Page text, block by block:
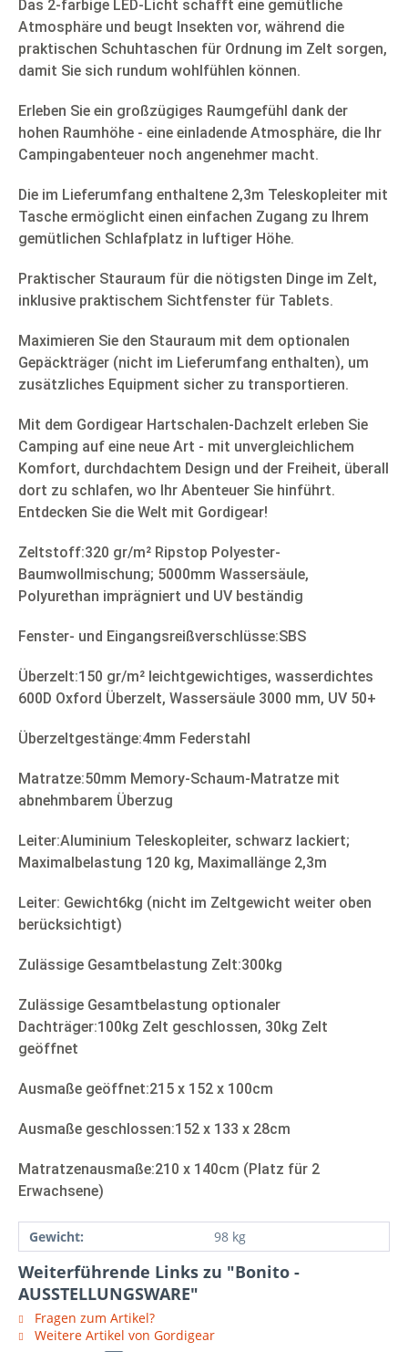
Das 2-farbige LED-Licht schafft eine gemütliche
Atmosphäre und beugt Insekten vor, während die
praktischen Schuhtaschen für Ordnung im Zelt sorgen,
damit Sie sich rundum wohlfühlen können.
Erleben Sie ein großzügiges Raumgefühl dank der
hohen Raumhöhe - eine einladende Atmosphäre, die Ihr
Campingabenteuer noch angenehmer macht.
Die im Lieferumfang enthaltene 2,3m Teleskopleiter mit
Tasche ermöglicht einen einfachen Zugang zu Ihrem
gemütlichen Schlafplatz in luftiger Höhe.
Praktischer Stauraum für die nötigsten Dinge im Zelt,
inklusive praktischem Sichtfenster für Tablets.
Maximieren Sie den Stauraum mit dem optionalen
Gepäckträger (nicht im Lieferumfang enthalten), um
zusätzliches Equipment sicher zu transportieren.
Mit dem Gordigear Hartschalen-Dachzelt erleben Sie
Camping auf eine neue Art - mit unvergleichlichem
Komfort, durchdachtem Design und der Freiheit, überall
dort zu schlafen, wo Ihr Abenteuer Sie hinführt.
Entdecken Sie die Welt mit Gordigear!
Zeltstoff:320 gr/m² Ripstop Polyester-
Baumwollmischung; 5000mm Wassersäule,
Polyurethan imprägniert und UV beständig
Fenster- und Eingangsreißverschlüsse:SBS
Überzelt:150 gr/m² leichtgewichtiges, wasserdichtes
600D Oxford Überzelt, Wassersäule 3000 mm, UV 50+
Überzeltgestänge:4mm Federstahl
Matratze:50mm Memory-Schaum-Matratze mit
abnehmbarem Überzug
Leiter:Aluminium Teleskopleiter, schwarz lackiert;
Maximalbelastung 120 kg, Maximallänge 2,3m
Leiter: Gewicht6kg (nicht im Zeltgewicht weiter oben
berücksichtigt)
Zulässige Gesamtbelastung Zelt:300kg
Zulässige Gesamtbelastung optionaler
Dachträger:100kg Zelt geschlossen, 30kg Zelt
geöffnet
Ausmaße geöffnet:215 x 152 x 100cm
Ausmaße geschlossen:152 x 133 x 28cm
Matratzenausmaße:210 x 140cm (Platz für 2
Erwachsene)
Gewicht: 98 kg
Weiterführende Links zu "Bonito -
AUSSTELLUNGSWARE"
Fragen zum Artikel?
Weitere Artikel von Gordigear